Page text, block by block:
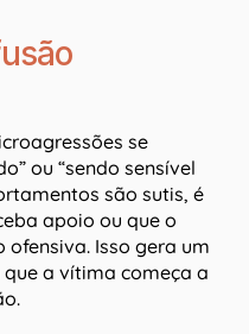
se
ou “sendo sensível
são sutis, é
apoio ou que o
ofensiva. Isso gera um
que a vítima começa a